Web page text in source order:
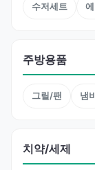
수저세트
주방용품
그릴/팬 냄
치약/세제